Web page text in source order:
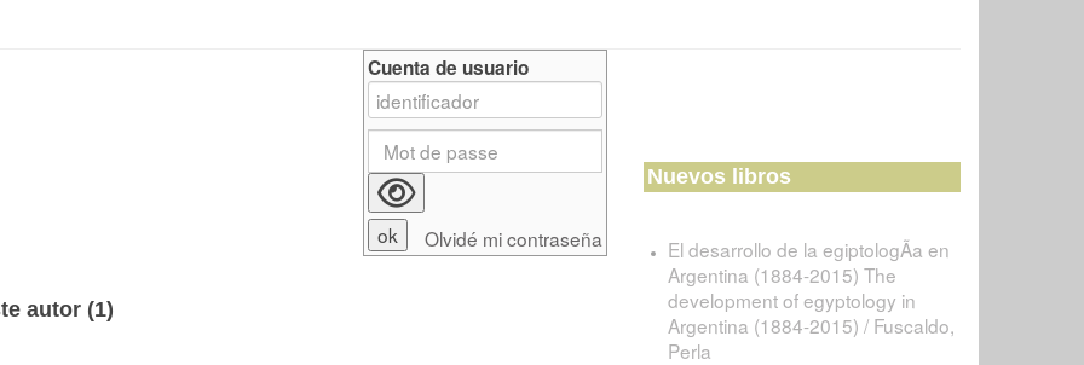
autor (1)
Cuenta de usuario
Olvidé mi contraseña
Nuevos libros
El desarrollo de la egiptologÃ­a en
Argentina (1884-2015) The
development of egyptology in
Argentina (1884-2015) / Fuscaldo,
Perla